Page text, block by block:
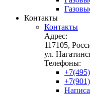
Контакты
Контакты
Адрес:
117105,
ул.
Телефоны: